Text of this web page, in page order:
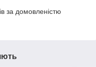
за домовленістю